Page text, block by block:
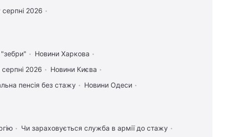
серпні 2026
"зебри"
Новини Харкова
серпні 2026
Новини Києва
пенсія без стажу
Новини Одеси
Чи зараховується служба в армії до стажу